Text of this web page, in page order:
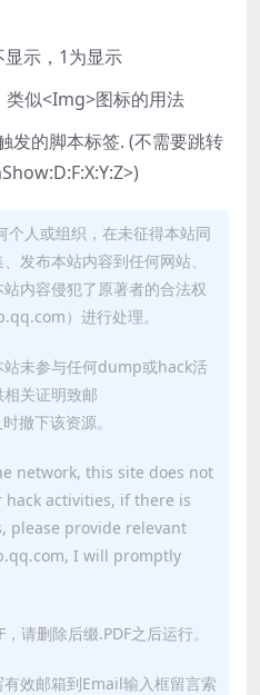
示，1为显示
类似<Img>图标的用法
发的脚本标签. (不需要跳转
个人或组织，在未征得本站同
发布本站内容到任何网站、
内容侵犯了原著者的合法权
）进行处理。
未参与任何dump或hack活
关证明致邮
撤下该资源。
network, this site does not
activities, if there is
please provide relevant
I will promptly
请删除后缀.PDF之后运行。
效邮箱到Email输入框留言索